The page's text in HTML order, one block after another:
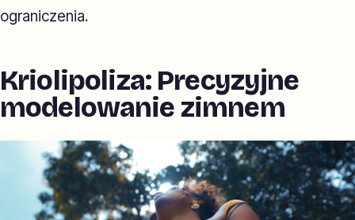
ograniczenia.
Kriolipoliza: Precyzyjne
modelowanie zimnem